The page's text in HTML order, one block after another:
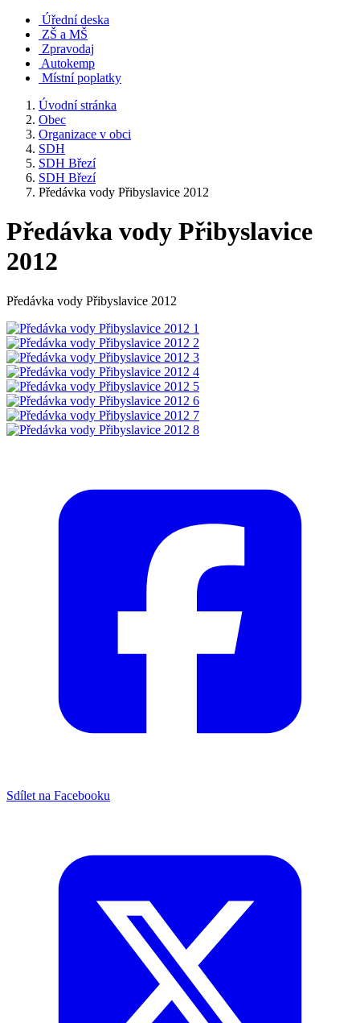
Úřední deska
ZŠ a MŠ
Zpravodaj
Autokemp
Místní poplatky
Úvodní stránka
Obec
Organizace v obci
SDH
SDH Březí
SDH Březí
Předávka vody Přibyslavice 2012
Předávka vody Přibyslavice
2012
Předávka vody Přibyslavice 2012
Sdílet na Facebooku